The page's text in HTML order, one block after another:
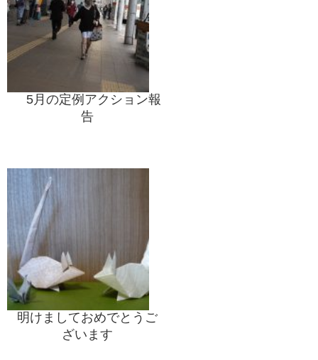
5月の定例アクション報
告
明けましておめでとうご
ざいます